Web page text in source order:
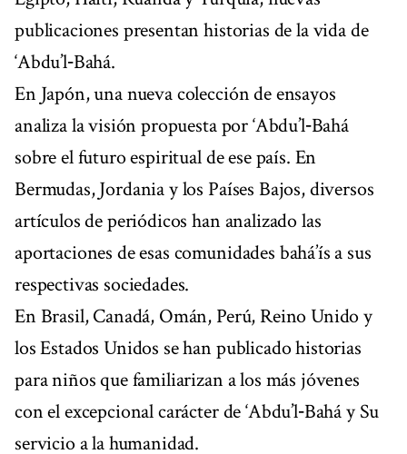
publicaciones presentan historias de la vida de
‘Abdu’l‑Bahá.
En Japón, una nueva colección de ensayos
analiza la visión propuesta por ‘Abdu’l‑Bahá
sobre el futuro espiritual de ese país. En
Bermudas, Jordania y los Países Bajos, diversos
artículos de periódicos han analizado las
aportaciones de esas comunidades bahá’ís a sus
respectivas sociedades.
En Brasil, Canadá, Omán, Perú, Reino Unido y
los Estados Unidos se han publicado historias
para niños que familiarizan a los más jóvenes
con el excepcional carácter de ‘Abdu’l‑Bahá y Su
servicio a la humanidad.